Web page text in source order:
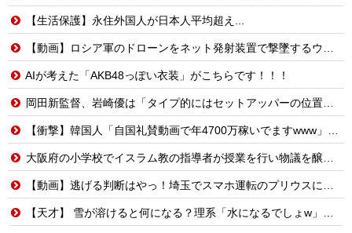
【生活保護】永住外国人が日本人平均超え...
【動画】ロシア軍のドローンをネット発射装置で撃墜するウクライナ。
AIが考えた「AKB48っぽい衣装」がこちらです！！！
岡田新監督、岩崎優は「タイプ的にはセットアッパーの位置が一番合うてる」←おーん
【衝撃】韓国人「自国礼賛動画で年4700万稼いでますwww」→海外の反応ch運営の秘密…
大阪府の小学校でイスラム教の指導者が授業を行い物議を醸す！ #大阪 #イスラム教 #モスク
【動画】逃げる判断はやっ！埼玉でスマホ運転のプリウスに当て逃げされる車載。
【天才】 雪が溶けると何になる？理系「水になるでしょw」文系ワイ「はぁ～…」→結果ｗｗｗ